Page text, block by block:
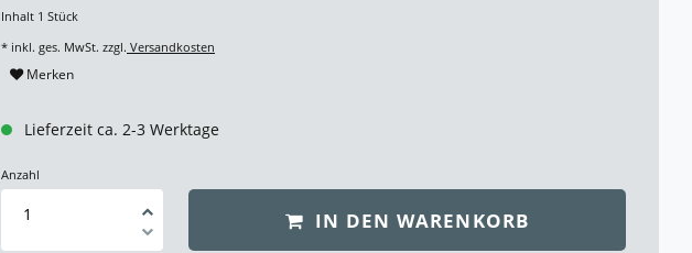
Inhalt 1 Stück
* inkl. ges. MwSt. zzgl. Versandkosten
Merken
Lieferzeit ca. 2-3 Werktage
Anzahl
IN DEN WARENKORB